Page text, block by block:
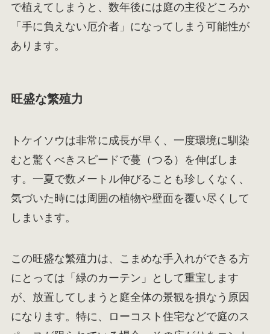
で植えてしまうと、数年後には庭の主役どころか
「手に負えない厄介者」になってしまう可能性が
あります。
旺盛な繁殖力
トケイソウは非常に成長が早く、一度環境に馴染
むと驚くべきスピードで蔓（つる）を伸ばしま
す。一夏で数メートル伸びることも珍しくなく、
気づいた時には周囲の植物や壁面を覆い尽くして
しまいます。
この旺盛な繁殖力は、こまめな手入れができる方
にとっては「緑のカーテン」として重宝します
が、放置してしまうと庭全体の景観を損なう原因
になります。特に、ローコスト住宅などで庭のス